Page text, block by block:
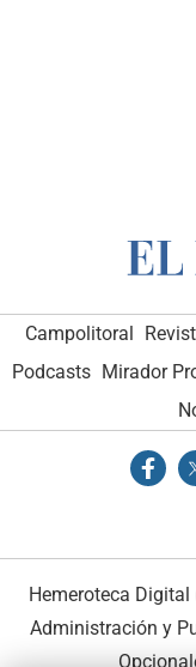
Campolitoral
Podcasts Mirador
Hemeroteca Digital
Administración y